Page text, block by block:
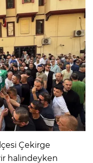
Çekirge
halindeyken